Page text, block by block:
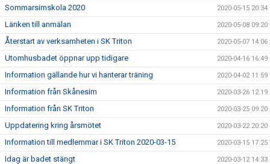
Sommarsimskola 2020 2020-05-15 20:34
Länken till anmälan 2020-05-08 09:20
Återstart av verksamheten i SK Triton 2020-05-07 14:06
Utomhusbadet öppnar upp tidigare 2020-04-16 16:49
Information gällande hur vi hanterar träning 2020-04-02 11:59
Information från Skånesim 2020-03-26 12:19
Information från SK Triton 2020-03-25 09:20
Uppdatering kring årsmötet 2020-03-22 20:20
Information till medlemmar i SK Triton 2020-03-15 2020-03-15 17:25
Idag är badet stängt 2020-03-12 14:33